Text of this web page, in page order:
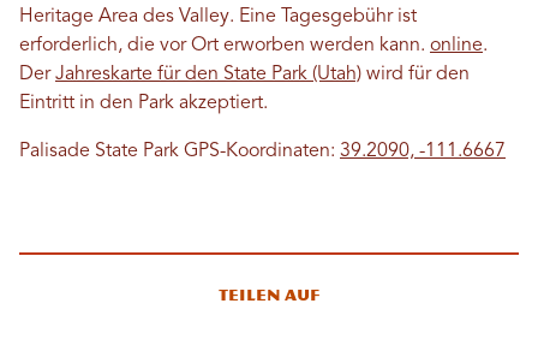
Heritage Area des Valley. Eine Tagesgebühr ist
erforderlich, die vor Ort erworben werden kann. online.
DerJahreskarte für den State Park (Utah) wird für den
Eintritt in den Park akzeptiert.
Palisade State Park GPS-Koordinaten: 39.2090, -111.6667
Teilen auf